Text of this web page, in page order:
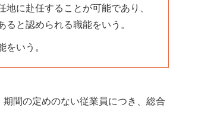
に赴任することが可能であり、
と認められる職能をいう。
いう。
間の定めのない従業員につき、総合